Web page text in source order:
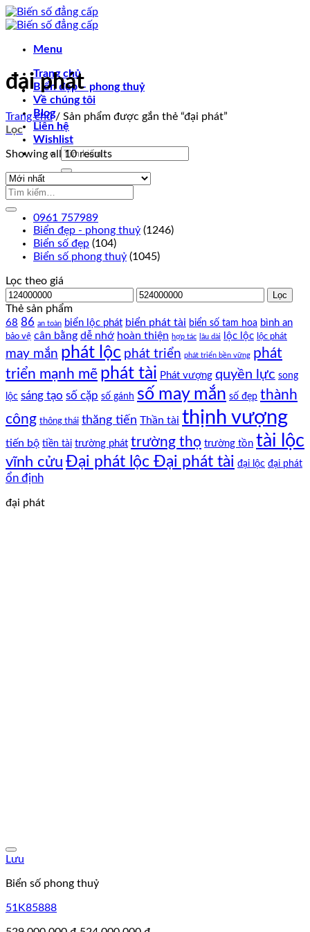
Chuyển
đến
dung
Menu
Trang chủ
Biển đẹp – phong thuỷ
Về chúng tôi
Blog
Liên hệ
Wishlist
Tìm
0961 757989
0961 757989
đại phát
Trang chủ / Sản phẩm được gắn thẻ “đại phát”
Lọc
Showing all 10 results
Biển đẹp - phong thuỷ (1246)
Biển số đẹp (104)
Biển số phong thuỷ (1045)
Lọc theo giá
Giá
thấp
nhất
Giá
nhất
Lọc
Thẻ sản phẩm
68 86 an toàn biển lộc phát biển phát tài biển số tam hoa bình an
bảo vệ cân bằng dễ nhớ hoàn thiện hợp tác lâu dài lộc lộc lộc phát
may mắn phát lộc phát triển phát triển bền vững phát
triển mạnh mẽ phát tài Phát vượng quyền lực song
lộc sáng tạo số cặp số gánh số may mắn số đẹp thành
công thông thái thăng tiến Thần tài thịnh vượng
tiến bộ tiền tài trường phát trường thọ trường tồn tài lộc
vĩnh cửu Đại phát lộc Đại phát tài đại lộc đại phát
ổn định
đại phát
Lưu
Biển số phong thuỷ
51K85888